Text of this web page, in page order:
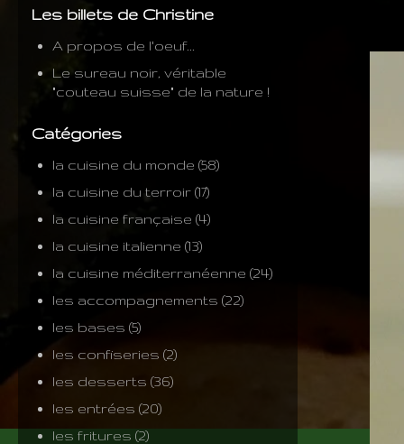
Les billets de Christine
A propos de l'oeuf...
Le sureau noir, véritable
"couteau suisse" de la nature !
Catégories
la cuisine du monde (58)
la cuisine du terroir (17)
la cuisine française (4)
la cuisine italienne (13)
la cuisine méditerranéenne (24)
les accompagnements (22)
les bases (5)
les confiseries (2)
les desserts (36)
les entrées (20)
les fritures (2)